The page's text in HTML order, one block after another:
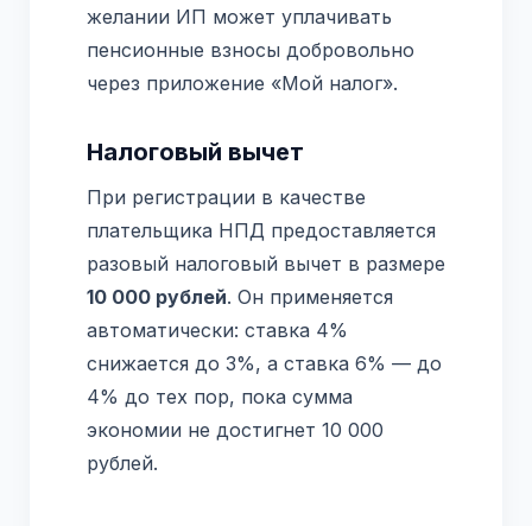
желании ИП может уплачивать
пенсионные взносы добровольно
через приложение «Мой налог».
Налоговый вычет
При регистрации в качестве
плательщика НПД предоставляется
разовый налоговый вычет в размере
10 000 рублей. Он применяется
автоматически: ставка 4%
снижается до 3%, а ставка 6% — до
4% до тех пор, пока сумма
экономии не достигнет 10 000
рублей.